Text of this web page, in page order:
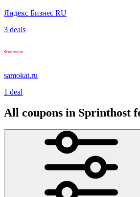
Яндекс Бизнес RU
3 deals
samokat.ru
1 deal
All coupons in Sprinthost